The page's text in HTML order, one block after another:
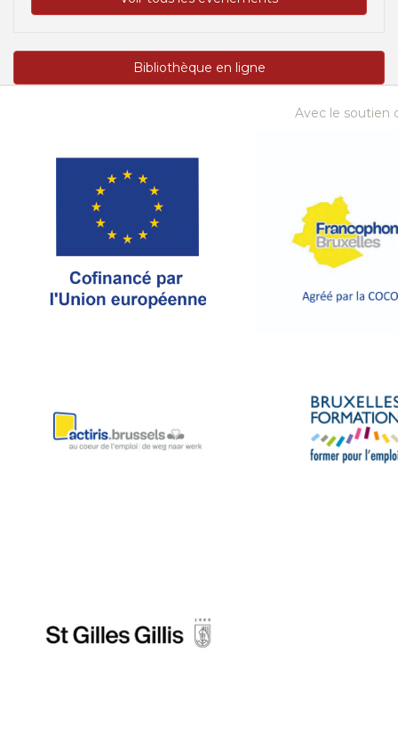
Bibliothèque en ligne
Avec le soutien